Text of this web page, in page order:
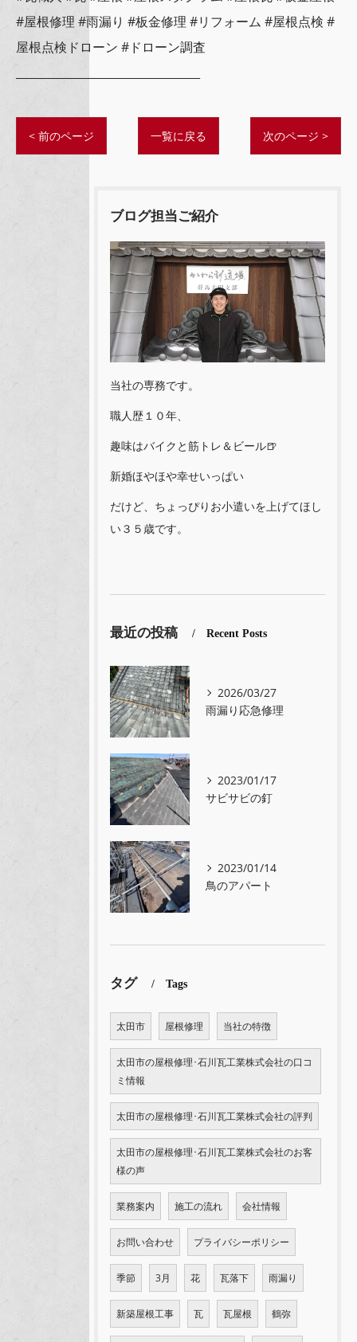
#屋根修理 #雨漏り #板金修理 #リフォーム #屋根点検 #
屋根点検ドローン #ドローン調査
< 前のページ 一覧に戻る 次のページ >
ブログ担当ご紹介
当社の専務です。
職人歴１０年、
趣味はバイクと筋トレ＆ビール🍺
新婚ほやほや幸せいっぱい
だけど、ちょっぴりお小遣いを上げてほし
い３５歳です。
最近の投稿 Recent Posts
2026/03/27
雨漏り応急修理
2023/01/17
サビサビの釘
2023/01/14
鳥のアパート
タグ Tags
太田市 屋根修理 当社の特徴
太田市の屋根修理･石川瓦工業株式会社の口コ
ミ情報
太田市の屋根修理･石川瓦工業株式会社の評判
太田市の屋根修理･石川瓦工業株式会社のお客
様の声
業務案内 施工の流れ 会社情報
お問い合わせ プライバシーポリシー
季節 3月 花 瓦落下 雨漏り
新築屋根工事 瓦 瓦屋根 鶴弥